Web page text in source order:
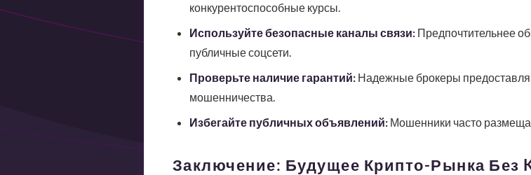
конкурентоспособные курсы.
Используйте безопасные каналы связи:Предпочтительнее
публичные соцсети.
Проверьте наличие гарантий:Надежные брокеры
мошенничества.
Избегайте публичных объявлений:Мошенники часто
Заключение: Будущее Крипто-Рынка Без